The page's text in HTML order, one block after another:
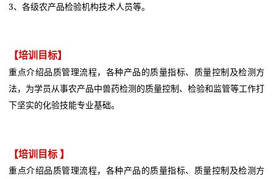
3、各级农产品检验机构技术人员等。
【培训目标】
重点介绍品质管理流程，各种产品的质量指标、质量控制及检测方
法，为学员从事农产品中兽药检测的质量控制、检验和监管等工作打
下坚实的化验技能专业基础。
【培训目标 】
重点介绍品质管理流程，各种产品的质量指标、质量控制及检测方